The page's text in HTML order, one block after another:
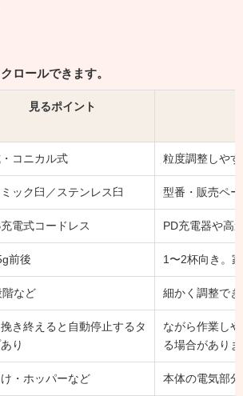
ロールできます。
見るポイント
・コニカル式 粒度調整しや
ック臼／ステンレス臼 型番・販売ペ
電式コードレス PD充電器や高
前後 1〜2杯向き。
階など 細かく調整で
き終えると自動停止するタ
り
ながら作業し
る場合があり
・ホッパーなど 本体の電気部